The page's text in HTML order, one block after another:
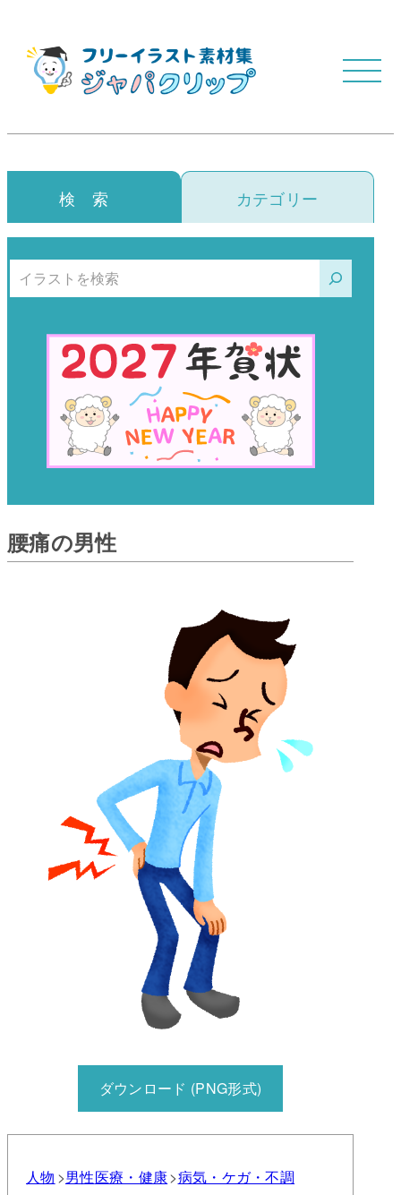
検 索 カテゴリー
検索
腰痛の男性
ダウンロード (PNG形式)
人物 男性医療・健康 病気・ケガ・不調